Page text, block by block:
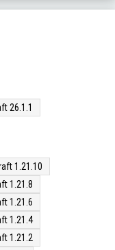
26.1.1
1.21.10
1.21.8
1.21.6
1.21.4
1.21.2